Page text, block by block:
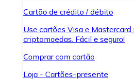
Cartão de crédito / débito
Use cartões Visa e Mastercard
criptomoedas. Fácil e seguro!
Comprar com cartão
Loja - Cartões-presente